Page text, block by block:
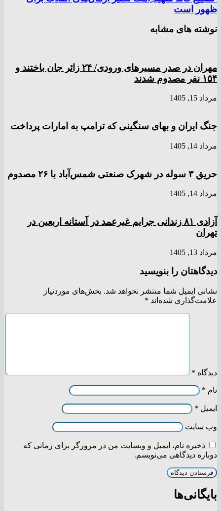
ظهور است
نوشته های مشابه
مهران در صدر مسیر‌های ورودی/ ۲۴ زائر جان باختند و
۱۵۴ نفر مصدوم شدند
مرداد 15, 1405
جنگ ایران و بهای سنگینی که ترامپ به امارات پرداخت
مرداد 14, 1405
حریق ۳ سوله در شهرک صنعتی شمس‌آباد با ۲۶ مصدوم
مرداد 14, 1405
آزادی ۸۱ زندانی جرایم غیرعمد در آستانه اربعین در
تهران
مرداد 13, 1405
دیدگاهتان را بنویسید
نشانی ایمیل شما منتشر نخواهد شد. بخش‌های موردنیاز
علامت‌گذاری شده‌اند *
دیدگاه *
نام *
ایمیل *
وب‌ سایت
ذخیره نام، ایمیل و وبسایت من در مرورگر برای زمانی که
دوباره دیدگاهی می‌نویسم.
بایگانی‌ها